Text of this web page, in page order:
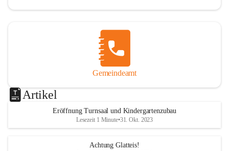
Gemeindeamt
Artikel
Eröffnung Turnsaal und Kindergartenzubau
Lesezeit 1 Minute•31. Okt. 2023
Achtung Glatteis!